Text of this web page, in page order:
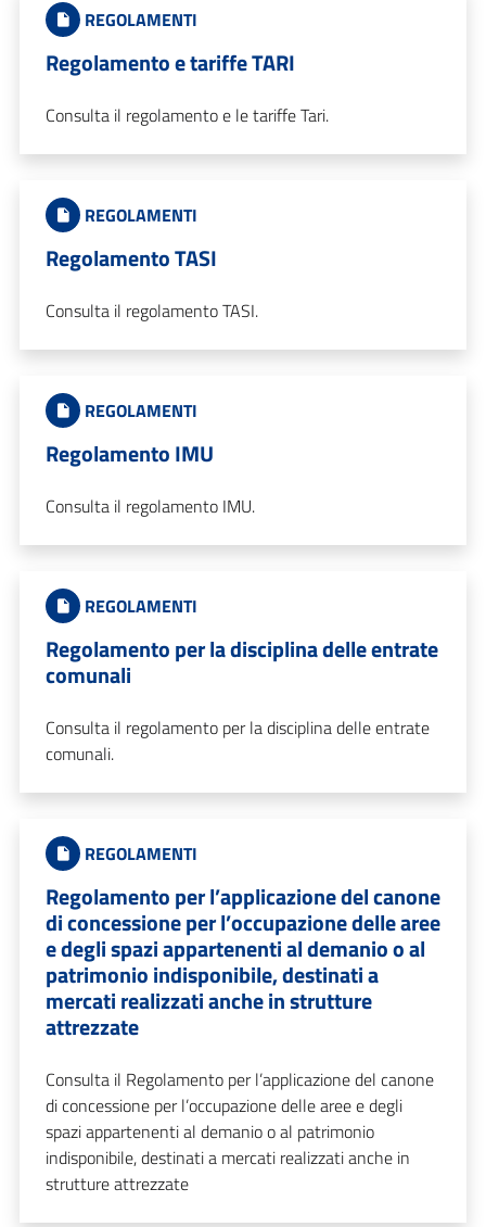
REGOLAMENTI
Regolamento e tariffe TARI
Consulta il regolamento e le tariffe Tari.
REGOLAMENTI
Regolamento TASI
Consulta il regolamento TASI.
REGOLAMENTI
Regolamento IMU
Consulta il regolamento IMU.
REGOLAMENTI
Regolamento per la disciplina delle entrate
comunali
Consulta il regolamento per la disciplina delle entrate
comunali.
REGOLAMENTI
Regolamento per l’applicazione del canone
di concessione per l’occupazione delle aree
e degli spazi appartenenti al demanio o al
patrimonio indisponibile, destinati a
mercati realizzati anche in strutture
attrezzate
Consulta il Regolamento per l’applicazione del canone
di concessione per l’occupazione delle aree e degli
spazi appartenenti al demanio o al patrimonio
indisponibile, destinati a mercati realizzati anche in
strutture attrezzate